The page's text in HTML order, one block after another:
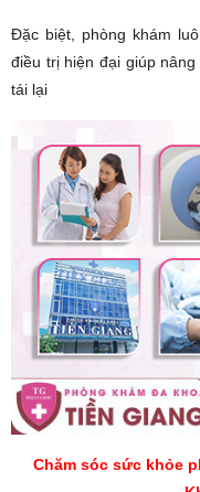
Đặc biệt, phòng khám
điều trị hiện đại giúp
tái lại
Chăm sóc sức khỏe